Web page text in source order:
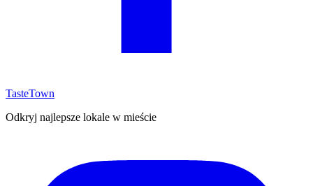
TasteTown
Odkryj najlepsze lokale w mieście